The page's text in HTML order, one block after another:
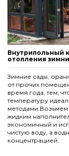
Внутрипольный
отопления
Зимние сады,
от прочих
время года, тем,
температуру
жидким
экономичный и
чистую воду, а
концентрацией.